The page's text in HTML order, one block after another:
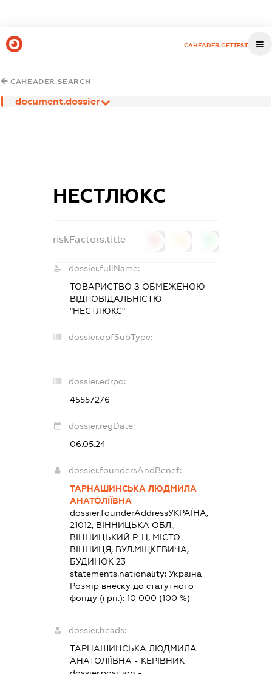
CAHEADER.GETTEST
CAHEADER.SEARCH
document.dossier
НЕСТЛЮКС
riskFactors.title
dossier.fullName:
ТОВАРИСТВО З ОБМЕЖЕНОЮ
ВІДПОВІДАЛЬНІСТЮ
"НЕСТЛЮКС"
dossier.opfSubType:
-
dossier.edrpo:
45557276
dossier.regDate:
06.05.24
dossier.foundersAndBenef:
ТАРНАШИНСЬКА ЛЮДМИЛА
АНАТОЛІЇВНА
dossier.founderAddressУКРАЇНА,
21012, ВІННИЦЬКА ОБЛ.,
ВІННИЦЬКИЙ Р-Н, МІСТО
ВІННИЦЯ, ВУЛ.МІЦКЕВИЧА,
БУДИНОК 23
statements.nationality: Україна
Розмір внеску до статутного
фонду (грн.): 10 000 (100 %)
dossier.heads:
ТАРНАШИНСЬКА ЛЮДМИЛА
АНАТОЛІЇВНА - КЕРІВНИК